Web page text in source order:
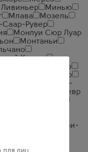
Минью
Млава
Мозель
Саар-Рувер
Монлуи Сюр Луар
Монтаньи
Каунти
Монферрато
ди Сканзано
Мули-ан-
Мюскаде Севр
Нюи-
для лиц